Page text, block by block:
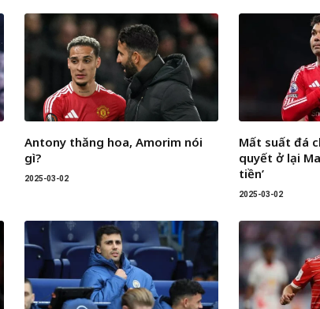
Antony thăng hoa, Amorim nói
gì?
2025-03-02
Mất suất đá
quyết ở lại
tiền’
2025-03-02